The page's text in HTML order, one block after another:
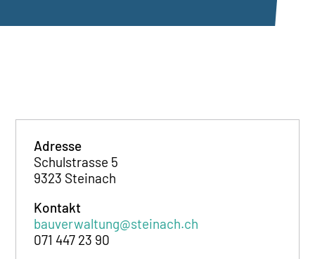
Adresse
Schulstrasse 5
9323 Steinach
Kontakt
bauverwaltung@steinach.ch
071 447 23 90